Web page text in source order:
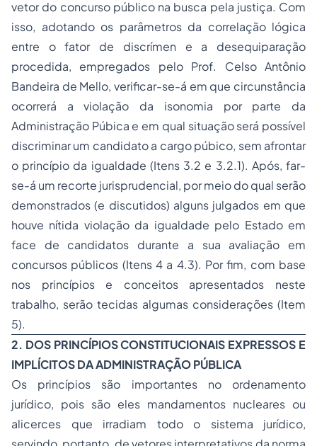
vetor do concurso público na busca pela justiça. Com
isso, adotando os parâmetros da correlação lógica
entre o fator de discrímen e a desequiparação
procedida, empregados pelo Prof. Celso Antônio
Bandeira de Mello, verificar-se-á em que circunstância
ocorrerá a violação da isonomia por parte da
Administração Púbica e em qual situação será possível
discriminar um candidato a cargo púbico, sem afrontar
o princípio da igualdade (Itens 3.2 e 3.2.1). Após, far-
se-á um recorte jurisprudencial, por meio do qual serão
demonstrados (e discutidos) alguns julgados em que
houve nítida violação da igualdade pelo Estado em
face de candidatos durante a sua avaliação em
concursos públicos (Itens 4 a 4.3). Por fim, com base
nos princípios e conceitos apresentados neste
trabalho, serão tecidas algumas considerações (Item
5).
2. DOS PRINCÍPIOS CONSTITUCIONAIS EXPRESSOS E
IMPLÍCITOS DA ADMINISTRAÇÃO PÚBLICA
Os princípios são importantes no ordenamento
jurídico, pois são eles mandamentos nucleares ou
alicerces que irradiam todo o sistema jurídico,